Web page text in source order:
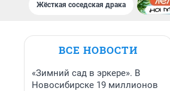
Жёсткая соседская драка
ВСЕ НОВОСТИ
«Зимний сад в эркере». В
Новосибирске 19 миллионов